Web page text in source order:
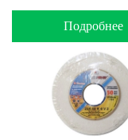
Подробнее